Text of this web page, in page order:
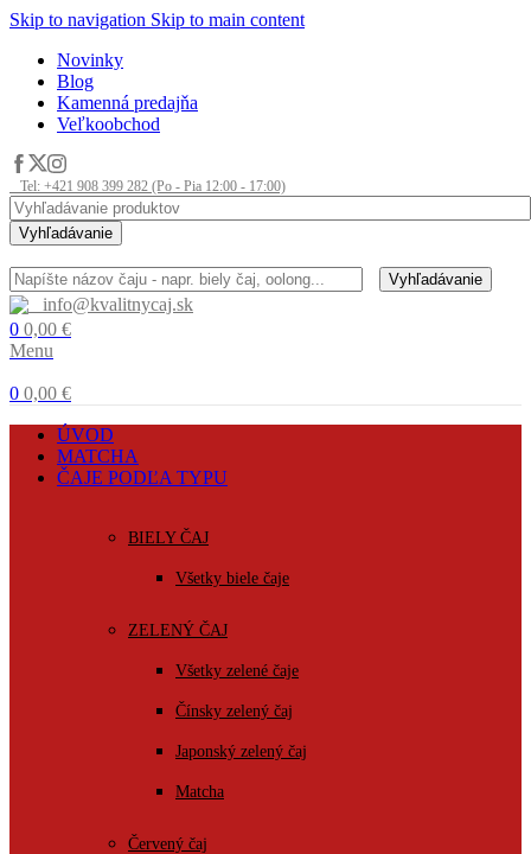
Skip to navigation Skip to main content
Novinky
Blog
Kamenná predajňa
Veľkoobchod
Tel: +421 908 399 282 (Po - Pia 12:00 - 17:00)
Vyhľadávanie
Vyhľadávanie
info@kvalitnycaj.sk
0 0,00 €
Menu
0 0,00 €
ÚVOD
MATCHA
ČAJE PODĽA TYPU
BIELY ČAJ
Všetky biele čaje
ZELENÝ ČAJ
Všetky zelené čaje
Čínsky zelený čaj
Japonský zelený čaj
Matcha
Červený čaj